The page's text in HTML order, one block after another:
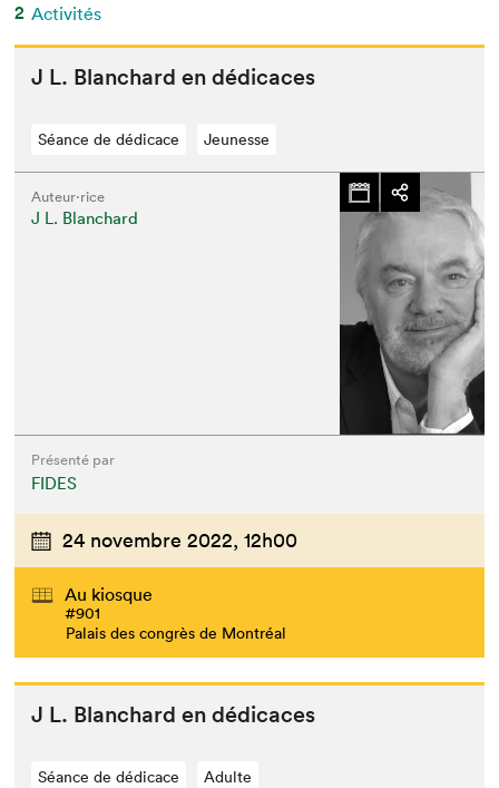
2 Activités
J L. Blan­chard en dédicaces
Séance de dédicace Jeunesse
Auteur·rice
J L. Blanchard
Présenté par
FIDES
24 novembre 2022, 12h00
Au kiosque
#901
Palais des congrès de Montréal
J L. Blan­chard en dédicaces
Séance de dédicace Adulte